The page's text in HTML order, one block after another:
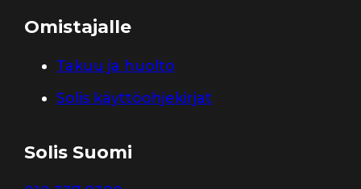
Omistajalle
Takuu ja huolto
Solis käyttöohjekirjat
Solis Suomi